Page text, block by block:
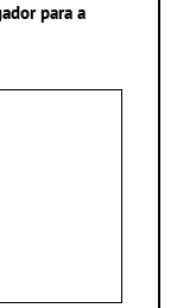
para a